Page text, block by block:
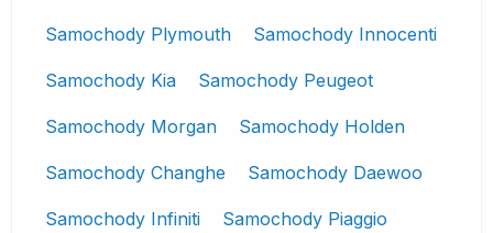
Samochody Plymouth Samochody Innocenti
Samochody Kia Samochody Peugeot
Samochody Morgan Samochody Holden
Samochody Changhe Samochody Daewoo
Samochody Infiniti Samochody Piaggio